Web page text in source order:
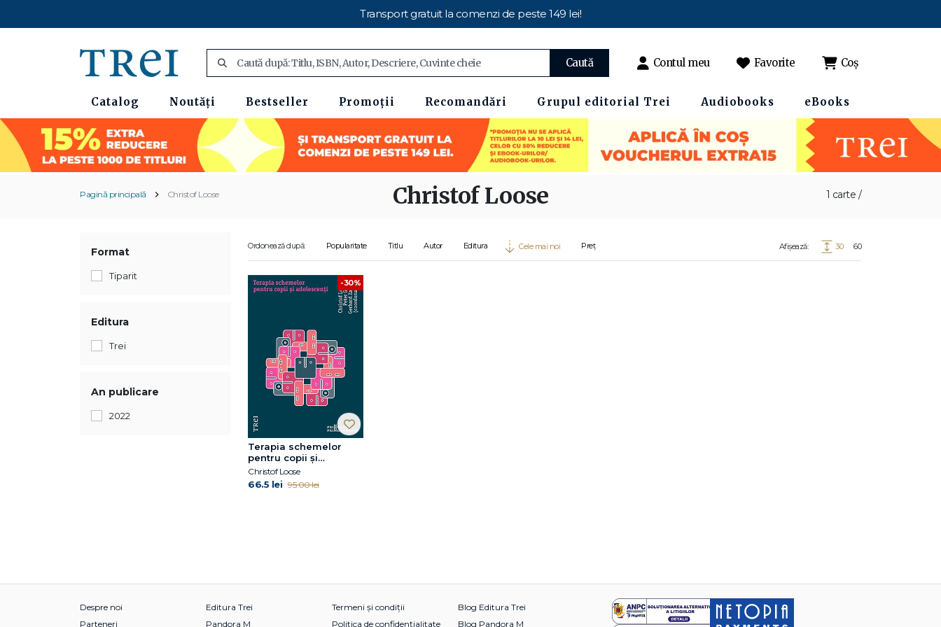
Transport gratuit la comenzi de peste 149 lei!
Caută Contul meu Favorite Coș
Catalog Noutăți Bestseller Promoții Recomandări Grupul editorial Trei Audiobooks eBooks
Pagină principală Christof Loose 1 carte /
Christof Loose
Format
Tiparit
Editura
Trei
An publicare
2022
Ordonează după: Popularitate Titlu Autor Editura Cele mai noi Preț Afișează: 30 60
-30%
Terapia schemelor
pentru copii și
adolescenți
Christof Loose
66.5 lei 95.00 lei
Despre noi
Parteneri
Editura Trei
Pandora M
Termeni și condiții
Politica de confidențialitate
Blog Editura Trei
Blog Pandora M